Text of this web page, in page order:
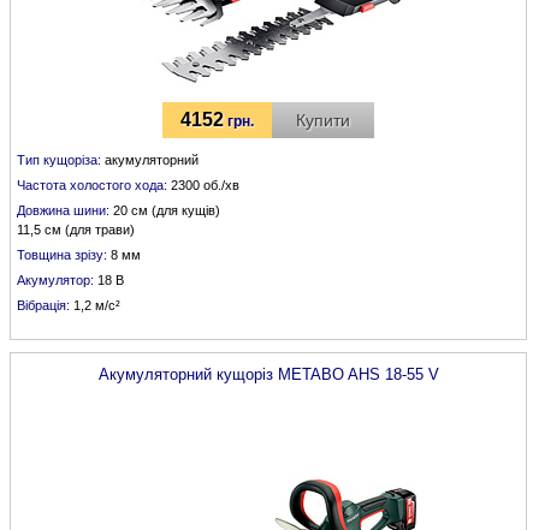
4152грн. Купити
Тип кущоріза: акумуляторний
Частота холостого хода: 2300 об./хв
Довжина шини: 20 см (для кущів)
11,5 см (для трави)
Товщина зрізу: 8 мм
Акумулятор: 18 В
Вібрація: 1,2 м/с²
Акумуляторний кущоріз METABO AHS 18-55 V